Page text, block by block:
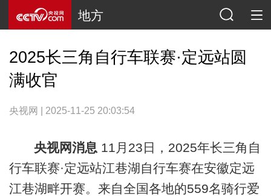
地方
2025长三角自行车联赛·定远站圆
满收官
央视网 | 2025-11-25 20:03:54
央视网消息 11月23日，2025年长三角自
行车联赛·定远站江巷湖自行车赛在安徽定远
江巷湖畔开赛。来自全国各地的559名骑行爱